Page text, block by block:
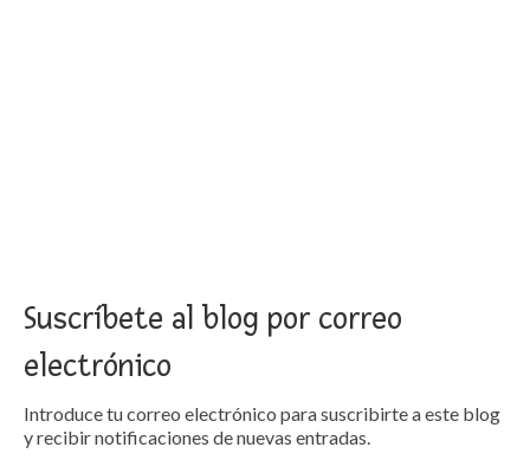
Suscríbete al blog por correo
electrónico
Introduce tu correo electrónico para suscribirte a este blog
y recibir notificaciones de nuevas entradas.